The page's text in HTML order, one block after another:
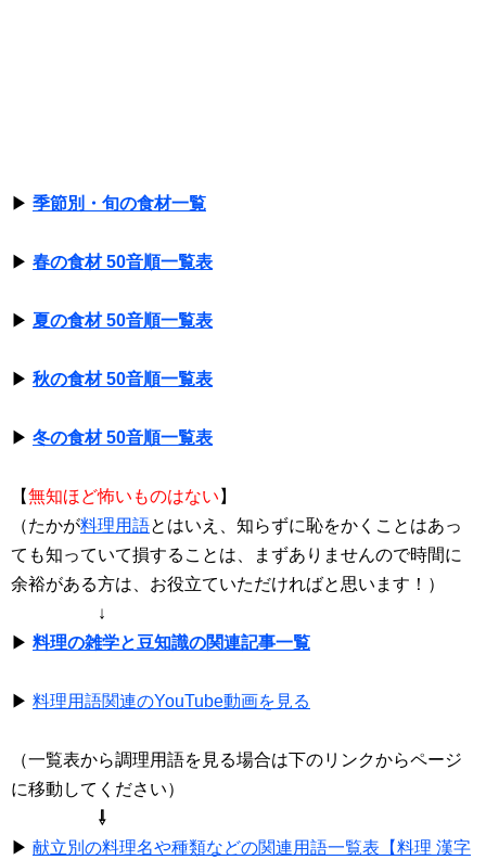
▶ 季節別・旬の食材一覧
▶ 春の食材 50音順一覧表
▶ 夏の食材 50音順一覧表
▶ 秋の食材 50音順一覧表
▶ 冬の食材 50音順一覧表
【無知ほど怖いものはない 】
（たかが料理用語とはいえ、知らずに恥をかくことはあっ
ても知っていて損することは、まずありませんので時間に
余裕がある方は、お役立ていただければと思います！）
↓
▶ 料理の雑学と豆知識の関連記事一覧
▶ 料理用語関連のYouTube動画を見る
（一覧表から調理用語を見る場合は下のリンクからページ
に移動してください）
⇩
▶ 献立別の料理名や種類などの関連用語一覧表【料理 漢字